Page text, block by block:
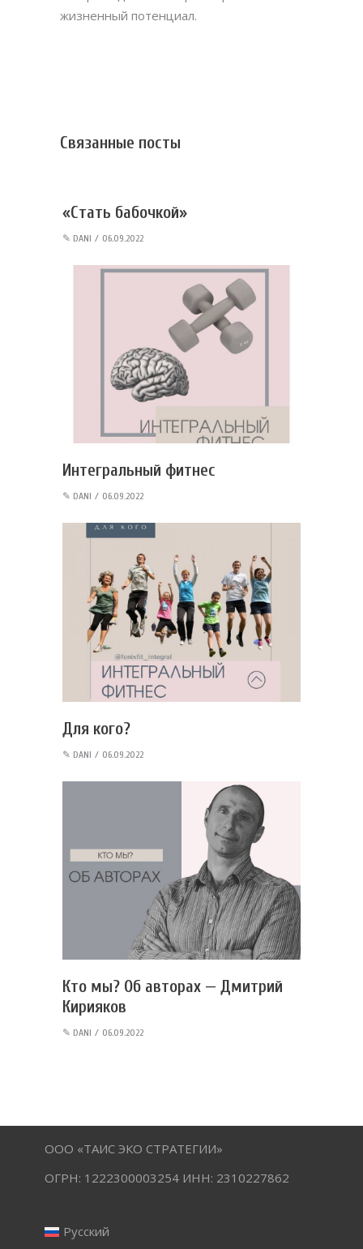
жизненный потенциал.
Связанные посты
«Стать бабочкой»
✎ DANI 06.09.2022
Интегральный фитнес
✎ DANI 06.09.2022
Для кого?
✎ DANI 06.09.2022
Кто мы? Об авторах — Дмитрий
Кирияков
✎ DANI 06.09.2022
ООО «ТАИС ЭКО СТРАТЕГИИ»
ОГРН: 1222300003254 ИНН: 2310227862
Русский